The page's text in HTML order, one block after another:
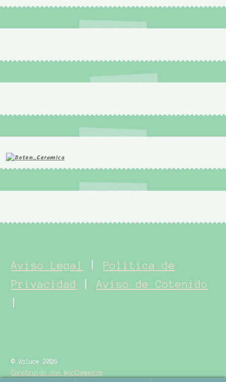
Aviso Legal
Política de
Privacidad
|Aviso de Cotenido
© Voluce 2026
Construido con WooCommerce